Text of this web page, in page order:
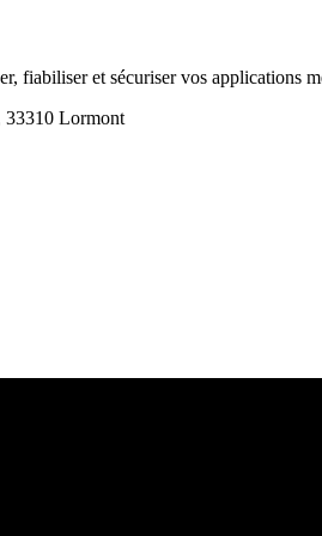
fiabiliser et sécuriser vos applications
33310 Lormont